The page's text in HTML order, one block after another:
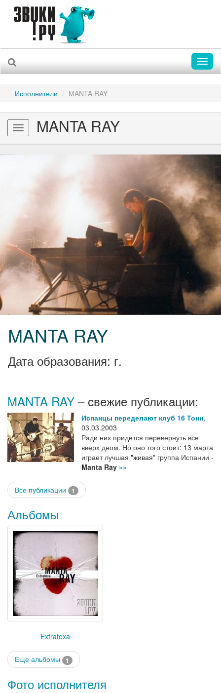
Исполнители MANTA RAY
Toggle
navigation
MANTA RAY
MANTA RAY
Дата образования: г.
MANTA RAY – свежие публикации:
Испанцы переделают клуб 16 Тонн,
03.03.2003
Ради них придется перевернуть все
вверх дном. Но оно того стоит: 13 марта
играет лучшая "живая" группа Испании -
Manta Ray »»
Все публикации 1
Альбомы
Extratexa
Еще альбомы 1
Фото исполнителя